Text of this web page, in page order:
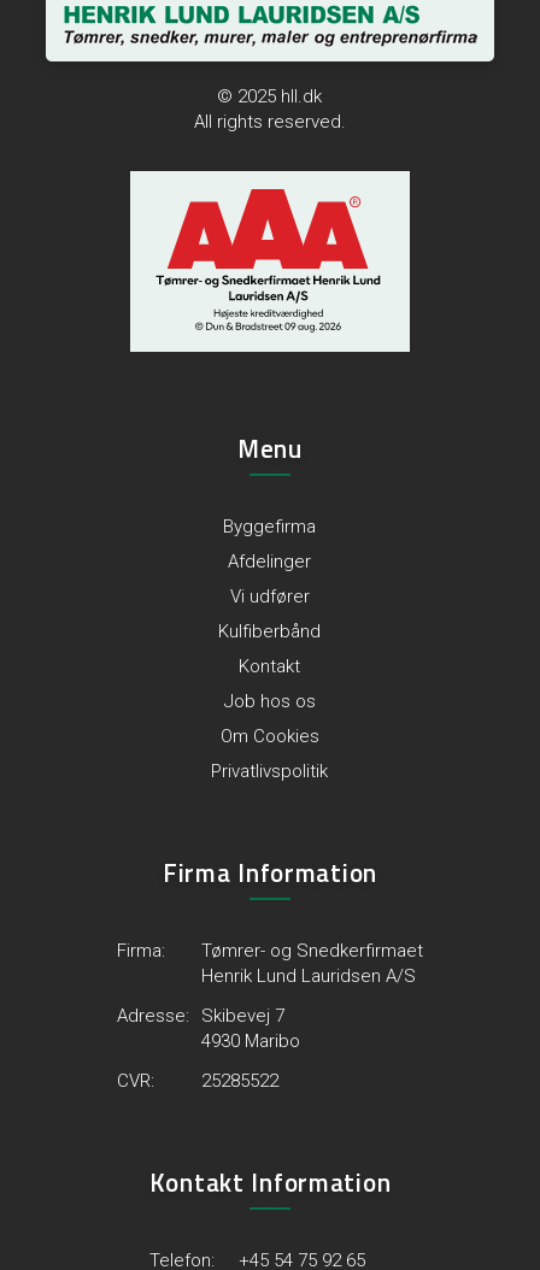
© 2025 hll.dk
All rights reserved.
Menu
Byggefirma
Afdelinger
Vi udfører
Kulfiberbånd
Kontakt
Job hos os
Om Cookies
Privatlivspolitik
Firma Information
Firma:
Tømrer- og Snedkerfirmaet
Henrik Lund Lauridsen A/S
Adresse:
Skibevej 7
4930 Maribo
CVR:
25285522
Kontakt Information
Telefon: +45 54 75 92 65